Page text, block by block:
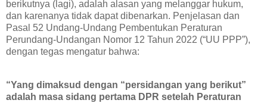
berikutnya (lagi), adalah alasan yang melanggar hukum,
dan karenanya tidak dapat dibenarkan. Penjelasan dan
Pasal 52 Undang-Undang Pembentukan Peraturan
Perundang-Undangan Nomor 12 Tahun 2022 (“UU PPP”),
dengan tegas mengatur bahwa:
“Yang dimaksud dengan “persidangan yang berikut”
adalah masa sidang pertama DPR setelah Peraturan